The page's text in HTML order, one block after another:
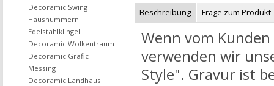
Beschreibung Frage zum Produkt
Wenn vom
verwenden wir
Style". Gravur ist
Decoramic Swing
Hausnummern
Edelstahlklingel
Decoramic Wolkentraum
Decoramic Grafic
Messing
Decoramic Landhaus